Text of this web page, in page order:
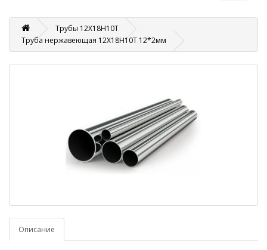
Трубы 12Х18Н10Т
Труба нержавеющая 12Х18Н10Т 12*2мм
Описание